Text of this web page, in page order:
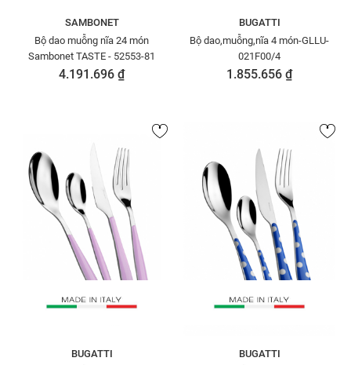
SAMBONET
Bộ dao muỗng nĩa 24 món
Sambonet TASTE - 52553-81
4.191.696 ₫
BUGATTI
Bộ dao,muỗng,nĩa 4 món-GLLU-
021F00/4
1.855.656 ₫
BUGATTI
BUGATTI